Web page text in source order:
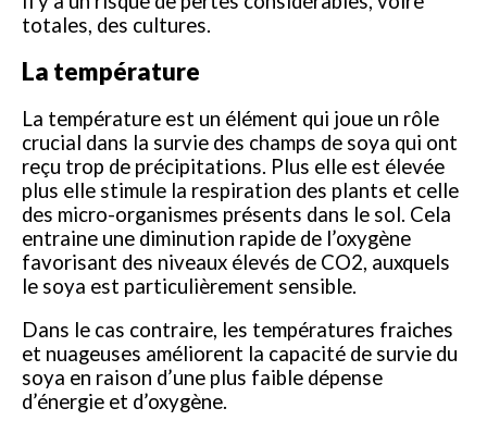
totales, des cultures.
La température
La température est un élément qui joue un rôle
crucial dans la survie des champs de soya qui ont
reçu trop de précipitations. Plus elle est élevée
plus elle stimule la respiration des plants et celle
des micro-organismes présents dans le sol. Cela
entraine une diminution rapide de l’oxygène
favorisant des niveaux élevés de CO2, auxquels
le soya est particulièrement sensible.
Dans le cas contraire, les températures fraiches
et nuageuses améliorent la capacité de survie du
soya en raison d’une plus faible dépense
d’énergie et d’oxygène.